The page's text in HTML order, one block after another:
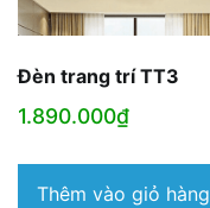
Đèn trang trí TT3
1.890.000₫
Thêm vào giỏ hàng